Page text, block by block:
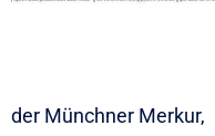
der Münchner Merkur,